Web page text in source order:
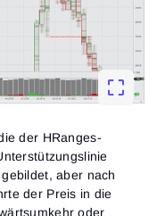
der HRanges-
aber nach
der Preis in die
oder